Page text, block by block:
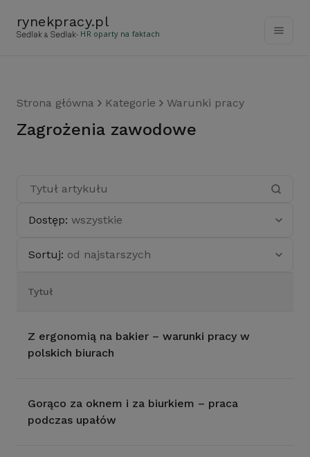
rynekpracy.pl
- HR oparty na faktach
Strona główna Kategorie Warunki pracy
zagrożenia zawodowe
Dostęp: wszystkie
Sortuj: od najstarszych
Tytuł
Z ergonomią na bakier – warunki pracy w
polskich biurach
Gorąco za oknem i za biurkiem – praca
podczas upałów